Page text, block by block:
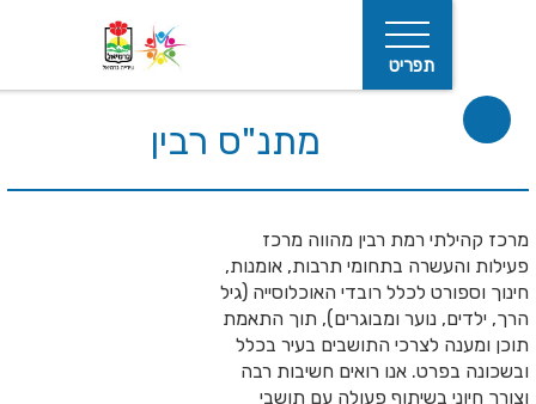
מתנ"ס רבין
רמת רבין מהווה מרכז
בתחומי תרבות, אומנות,
לכלל רובדי האוכלוסייה (גיל
נוער ומבוגרים), תוך התאמת
לצרכי התושבים בעיר בכלל
אנו רואים חשיבות רבה
בשיתוף פעולה עם תושבי